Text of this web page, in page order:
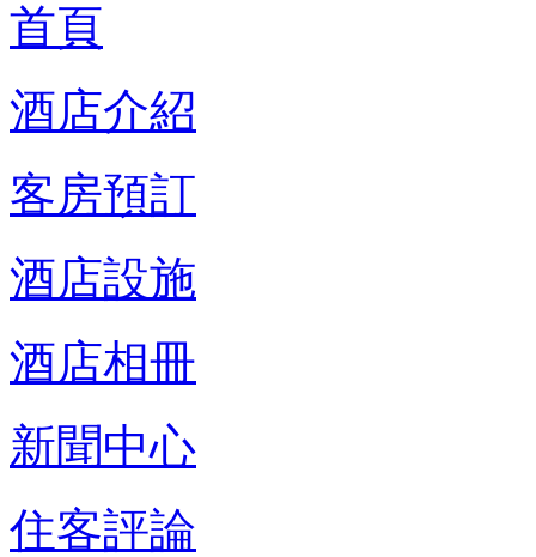
首頁
酒店介紹
客房預訂
酒店設施
酒店相冊
新聞中心
住客評論